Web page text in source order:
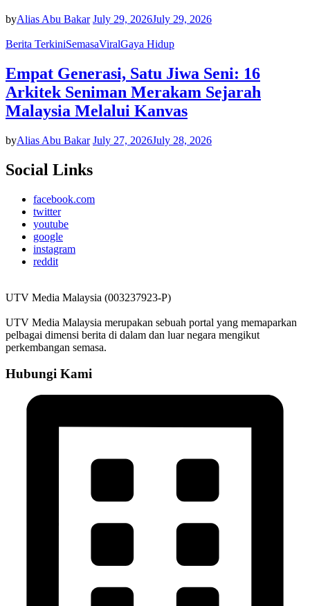
byAlias Abu Bakar July 29, 2026July 29, 2026
Berita TerkiniSemasaViralGaya Hidup
Empat Generasi, Satu Jiwa Seni: 16
Arkitek Seniman Merakam Sejarah
Malaysia Melalui Kanvas
byAlias Abu Bakar July 27, 2026July 28, 2026
Social Links
facebook.com
twitter
youtube
google
instagram
reddit
UTV Media Malaysia (003237923-P)
UTV Media Malaysia merupakan sebuah portal yang memaparkan
pelbagai dimensi berita di dalam dan luar negara mengikut
perkembangan semasa.
Hubungi Kami